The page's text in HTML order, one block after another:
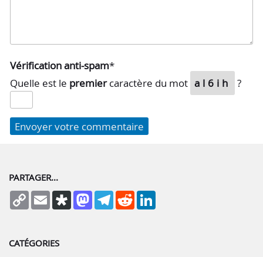
Vérification anti-spam*
Quelle est le premiercaractère du mot al6ih ?
PARTAGER...
Copy
Link
Email DiasporaMastodon
TelegramReddit
CATÉGORIES